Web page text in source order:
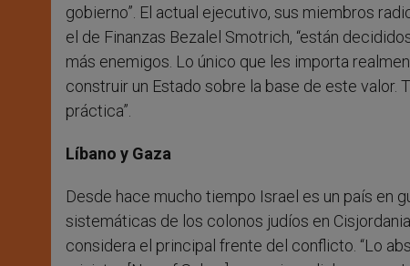
gobierno”. El actual ejecutivo, sus miembros
el de Finanzas Bezalel Smotrich, “están
más enemigos. Lo único que les importa
construir un Estado sobre la base de este valor.
práctica”.
Líbano y Gaza
Desde hace mucho tiempo Israel es un país en
sistemáticas de los colonos judíos en
considera el principal frente del conflicto. “Lo